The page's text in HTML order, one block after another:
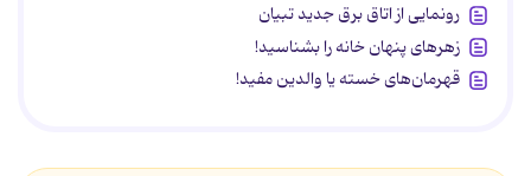
رونمایی از اتاق برق جدید تبیان
زهرهای پنهان خانه را بشناسید!
قهرمان‌های خسته یا والدین مفید!